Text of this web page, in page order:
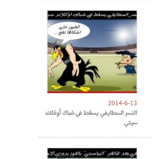
2014-6-13
النسر السطايفي يسقط في شباك أوكلاند
سيتي